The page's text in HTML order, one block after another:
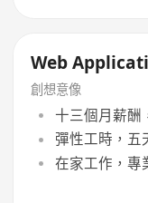
Web
創想意像
十三個月薪酬
彈性工時，五
在家工作，專